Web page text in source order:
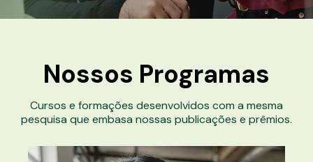
Nossos Programas
Cursos e formações desenvolvidos com a mesma
pesquisa que embasa nossas publicações e prêmios.